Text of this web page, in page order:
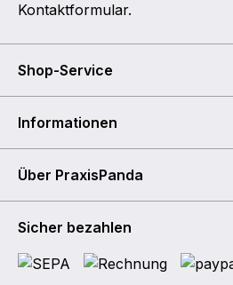
Kontaktformular.
Shop-Service
Informationen
Über PraxisPanda
Sicher bezahlen